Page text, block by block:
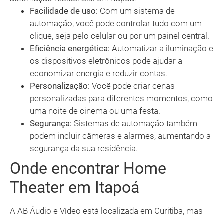
Facilidade de uso: Com um sistema de
automação, você pode controlar tudo com um
clique, seja pelo celular ou por um painel central.
Eficiência energética: Automatizar a iluminação e
os dispositivos eletrônicos pode ajudar a
economizar energia e reduzir contas.
Personalização: Você pode criar cenas
personalizadas para diferentes momentos, como
uma noite de cinema ou uma festa.
Segurança: Sistemas de automação também
podem incluir câmeras e alarmes, aumentando a
segurança da sua residência.
Onde encontrar Home
Theater em Itapoá
A AB Áudio e Vídeo está localizada em Curitiba, mas